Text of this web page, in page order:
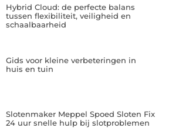
Hybrid Cloud: de perfecte balans
tussen flexibiliteit, veiligheid en
schaalbaarheid
Gids voor kleine verbeteringen in
huis en tuin
Slotenmaker Meppel Spoed Sloten Fix
24 uur snelle hulp bij slotproblemen